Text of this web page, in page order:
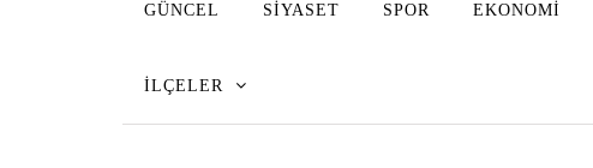
GÜNCEL SİYASET SPOR EKONOMİ
İLÇELER